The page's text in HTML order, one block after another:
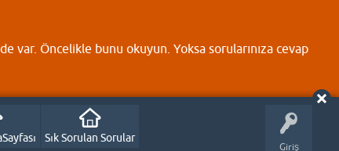
var. Öncelikle bunu okuyun. Yoksa sorularınıza cevap
Giriş
Sık Sorulan Sorular